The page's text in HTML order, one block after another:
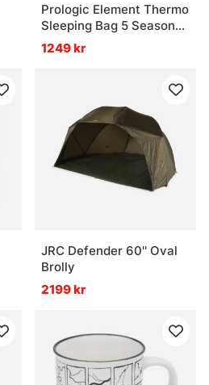
Prologic Element Thermo
Sleeping Bag 5 Season
215x90cm
1249 kr
JRC Defender 60'' Oval
Brolly
2199 kr